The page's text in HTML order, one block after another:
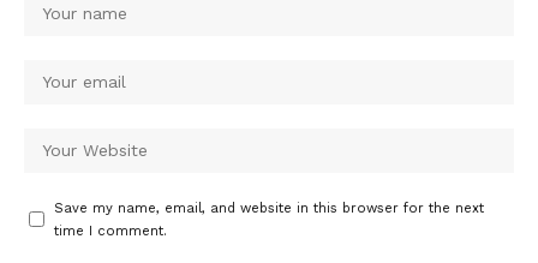
Save my name, email, and website in this browser for the next
time I comment.